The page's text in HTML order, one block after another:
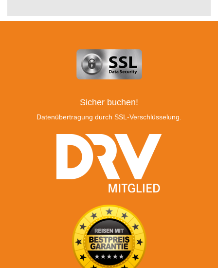
Sicher buchen!
Datenübertragung durch SSL-Verschlüsselung.